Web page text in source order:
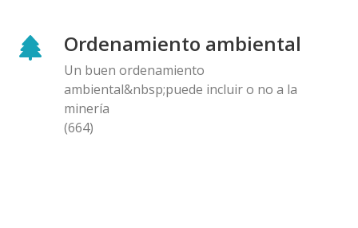
Ordenamiento ambiental
Un buen ordenamiento
ambiental&nbsp;puede incluir o no a la
minería
(664)